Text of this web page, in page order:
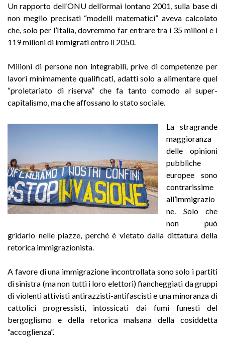
Un rapporto dell’ONU dell’ormai lontano 2001, sulla base di
non meglio precisati “modelli matematici” aveva calcolato
che, solo per l’Italia, dovremmo far entrare tra i 35 milioni e i
119 milioni di immigrati entro il 2050.
Milioni di persone non integrabili, prive di competenze per
lavori minimamente qualificati, adatti solo a alimentare quel
“proletariato di riserva” che fa tanto comodo al super-
capitalismo, ma che affossano lo stato sociale.
La stragrande
maggioranza
delle opinioni
pubbliche
europee sono
contrarissime
all’immigrazio
ne. Solo che
non può
gridarlo nelle piazze, perché è vietato dalla dittatura della
retorica immigrazionista.
A favore di una immigrazione incontrollata sono solo i partiti
di sinistra (ma non tutti i loro elettori) fiancheggiati da gruppi
di violenti attivisti antirazzisti-antifascisti e una minoranza di
cattolici progressisti, intossicati dai fumi funesti del
bergoglismo e della retorica malsana della cosiddetta
“accoglienza”.